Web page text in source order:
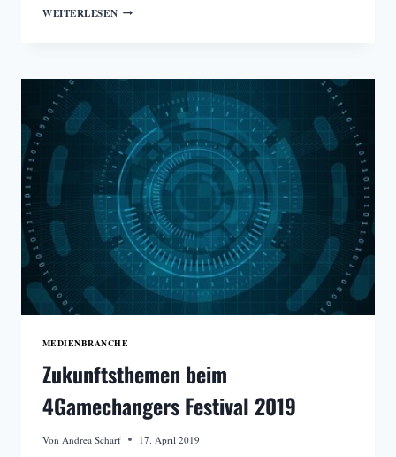
WEITERLESENMAUERFALL
MEDIENBRANCHE
Zukunftsthemen beim
4Gamechangers Festival 2019
Von Andrea Scharf 17. April 2019